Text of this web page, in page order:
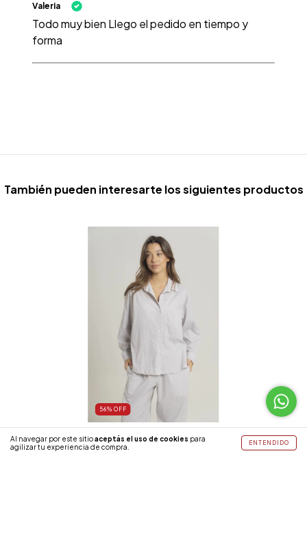
Al navegar por este sitioaceptás el uso de cookies para
agilizar tu experiencia de compra.
ENTENDIDO
Valeria
Todo muy bien Llego el pedido en tiempo y
forma
También pueden interesarte los siguientes productos
56% OFF